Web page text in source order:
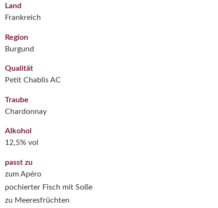
Land
Frankreich
Region
Burgund
Qualität
Petit Chablis AC
Traube
Chardonnay
Alkohol
12,5% vol
passt zu
zum Apéro
pochierter Fisch mit Soße
zu Meeresfrüchten